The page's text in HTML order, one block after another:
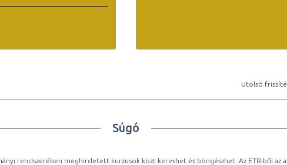
Utolsó
Súgó
rendszerében meghirdetett kurzusok közt kereshet és böngészhet. Az ETR-ből az